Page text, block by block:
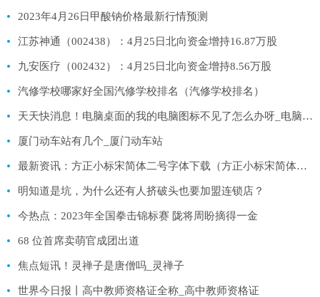
2023年4月26日甲酸钠价格最新行情预测
江苏神通（002438）：4月25日北向资金增持16.87万股
九安医疗（002432）：4月25日北向资金增持8.56万股
汽修学校哪家好全国汽修学校排名（汽修学校排名）
天天快消息！电脑桌面的我的电脑图标不见了怎么办呀_电脑桌面的我的电脑图标不见了怎么办
厦门动车站有几个_厦门动车站
最新资讯：方正小标宋简体二号字体下载（方正小标宋简体二号）
明知道是坑，为什么还有人挤破头也要加盟连锁店？
今热点：2023年全国拳击锦标赛 陇将周盼摘得一金
68 位首席卖萌官成团出道
焦点短讯！灵禅子是唐僧吗_灵禅子
世界今日报丨高中教师资格证全称_高中教师资格证